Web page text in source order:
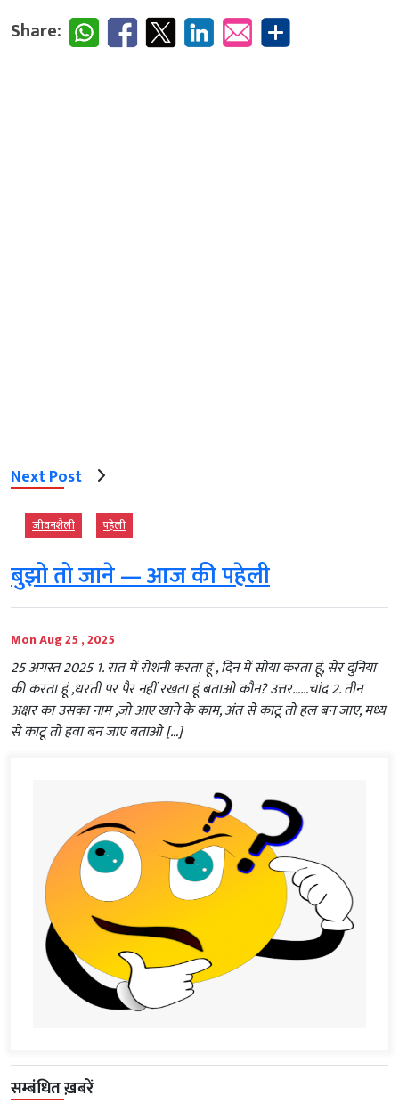
Share:
Next Post
जीवनशैली पहेली
बुझो तो जाने — आज की पहेली
Mon Aug 25 , 2025
25 अगस्त 2025 1. रात में रोशनी करता हूं , दिन में सोया करता हूं, सेर दुनिया
की करता हूं ,धरती पर पैर नहीं रखता हूं बताओ कौन? उत्तर……चांद 2. तीन
अक्षर का उसका नाम ,जो आए खाने के काम, अंत से काटू तो हल बन जाए, मध्य
से काटू तो हवा बन जाए बताओ […]
सम्बंधित ख़बरें